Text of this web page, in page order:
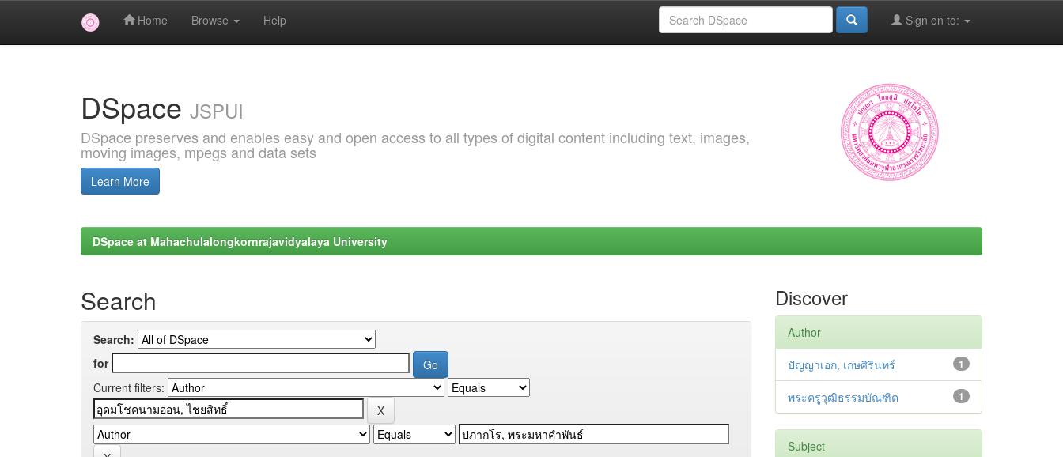
Home Browse Help Sign on to:
DSpace JSPUI
DSpace preserves and enables easy and open access to all types of digital content including text, images,
moving images, mpegs and data sets
Learn More
DSpace at Mahachulalongkornrajavidyalaya University
Search
Search:
for
Current filters:
Discover
Author
1
ปัญญาเอก, เกษศิรินทร์
1
พระครูวุฒิธรรมบัณฑิต
Subject